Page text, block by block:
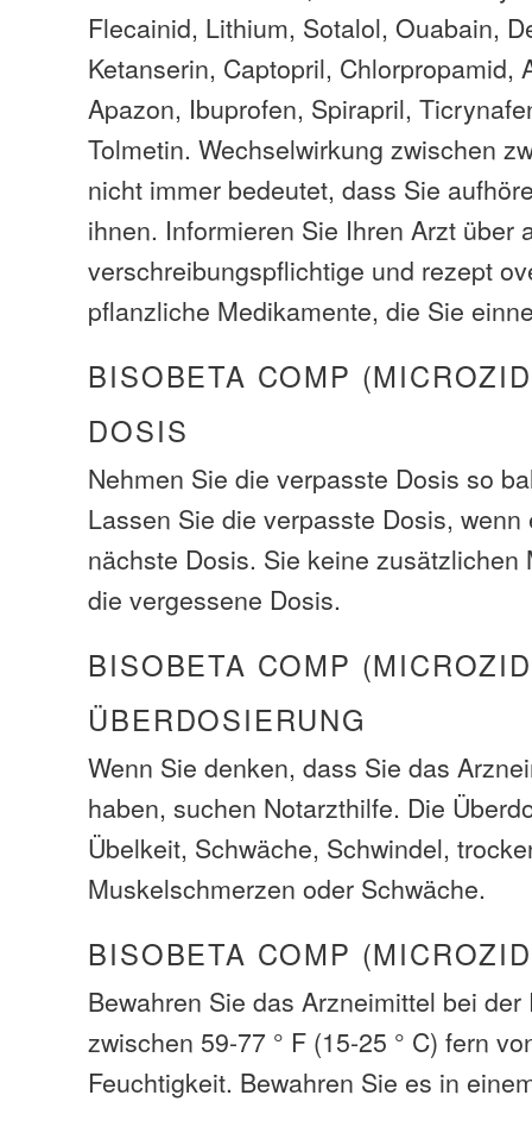
Flecainid, Lithium, Sotalol, Ouabain,
Ketanserin, Captopril, Chlorpropamid,
Apazon, Ibuprofen, Spirapril,
Tolmetin. Wechselwirkung zwischen
nicht immer bedeutet, dass Sie
ihnen. Informieren Sie Ihren Arzt über
verschreibungspflichtige und rezept
pflanzliche Medikamente, die Sie
BISOBETA COMP
DOSIS
Nehmen Sie die verpasste Dosis so
Lassen Sie die verpasste Dosis,
nächste Dosis. Sie keine zusätzlichen
die vergessene Dosis.
BISOBETA COMP
ÜBERDOSIERUNG
Wenn Sie denken, dass Sie das
haben, suchen Notarzthilfe. Die
Übelkeit, Schwäche, Schwindel,
Muskelschmerzen oder Schwäche.
BISOBETA COMP
Bewahren Sie das Arzneimittel bei
zwischen 59-77 ° F (15-25 ° C) fern
Feuchtigkeit. Bewahren Sie es in